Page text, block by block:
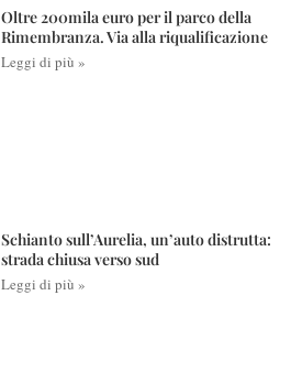
Oltre 200mila euro per il parco della
Rimembranza. Via alla riqualificazione
Leggi di più »
Schianto sull’Aurelia, un’auto distrutta:
strada chiusa verso sud
Leggi di più »